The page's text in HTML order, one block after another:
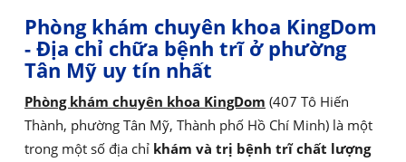
Phòng khám chuyên khoa KingDom
- Địa chỉ chữa bệnh trĩ ở phường
Tân Mỹ uy tín nhất
Phòng khám chuyên khoa KingDom (407 Tô Hiến
Thành, phường Tân Mỹ, Thành phố Hồ Chí Minh) là một
trong một số địa chỉ khám và trị bệnh trĩ chất lượng